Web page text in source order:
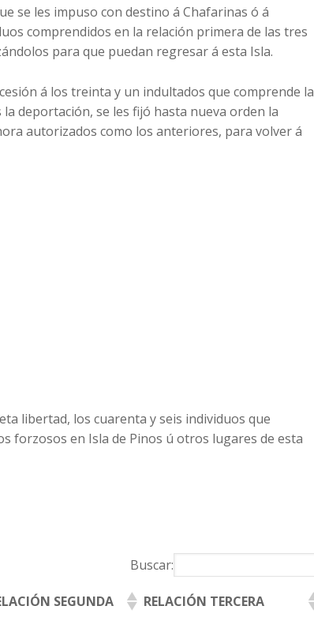
se les impuso con destino á Chafarinas ó á
comprendidos en la relación primera de las tres
para que puedan regresar á esta Isla.
á los treinta y un indultados que comprende la
deportación, se les fijó hasta nueva orden la
autorizados como los anteriores, para volver á
libertad, los cuarenta y seis individuos que
forzosos en Isla de Pinos ú otros lugares de esta
Buscar:
SEGUNDA
RELACIÓN TERCERA